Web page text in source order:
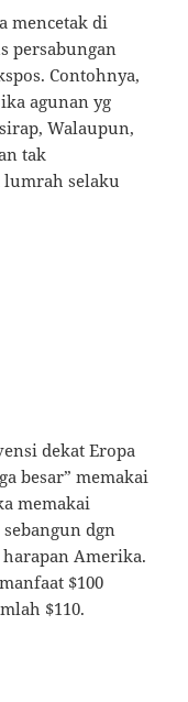
mencetak di
persabungan
Contohnya,
agunan yg
Walaupun,
tak
lumrah selaku
dekat Eropa
besar” memakai
memakai
dgn
harapan Amerika.
$100
$110.